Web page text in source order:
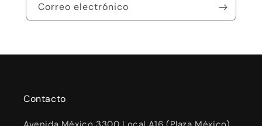
Correo electrónico
Contacto